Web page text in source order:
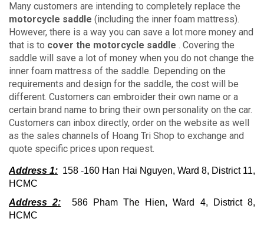
Many customers are intending to completely replace the
motorcycle saddle (including the inner foam mattress).
However, there is a way you can save a lot more money and
that is to cover the motorcycle saddle . Covering the
saddle will save a lot of money when you do not change the
inner foam mattress of the saddle. Depending on the
requirements and design for the saddle, the cost will be
different. Customers can embroider their own name or a
certain brand name to bring their own personality on the car.
Customers can inbox directly, order on the website as well
as the sales channels of Hoang Tri Shop to exchange and
quote specific prices upon request.
Address 1: 158 -160 Han Hai Nguyen, Ward 8, District 11,
HCMC
Address 2: 586 Pham The Hien, Ward 4, District 8,
HCMC